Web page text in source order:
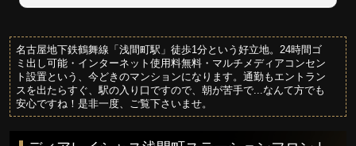
名古屋地下鉄鶴舞線「浅間町駅」徒歩1分という好立地。24時間ゴ
ミ出し可能・インターネット使用料無料・マルチメディアコンセン
ト設置という、今どきのマンションになります。通勤もエントラン
スを出たらすぐ、駅の入り口ですので、朝が苦手で...なんて方でも
安心ですね！是非一度、ご覧下さいませ。